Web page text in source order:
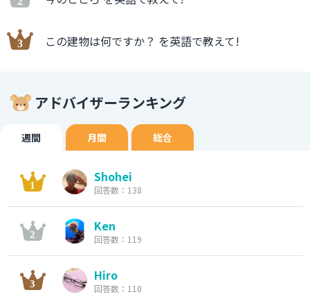
この建物は何ですか？ を英語で教えて!
アドバイザーランキング
週間 月間 総合
Shohei
回答数：138
Ken
回答数：119
Hiro
回答数：110